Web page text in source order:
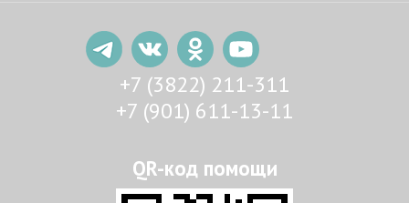
+7 (3822) 211-311
+7 (901) 611-13-11